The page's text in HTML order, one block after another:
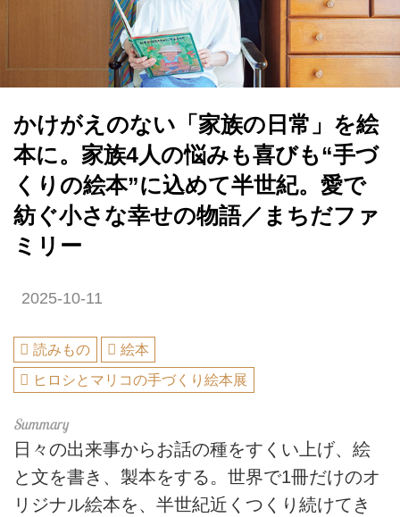
かけがえのない「家族の日常」を絵
本に。家族4人の悩みも喜びも“手づ
くりの絵本”に込めて半世紀。愛で
紡ぐ小さな幸せの物語／まちだファ
ミリー
2025-10-11
読みもの
絵本
ヒロシとマリコの手づくり絵本展
日々の出来事からお話の種をすくい上げ、絵
と文を書き、製本をする。世界で1冊だけのオ
リジナル絵本を、半世紀近くつくり続けてき